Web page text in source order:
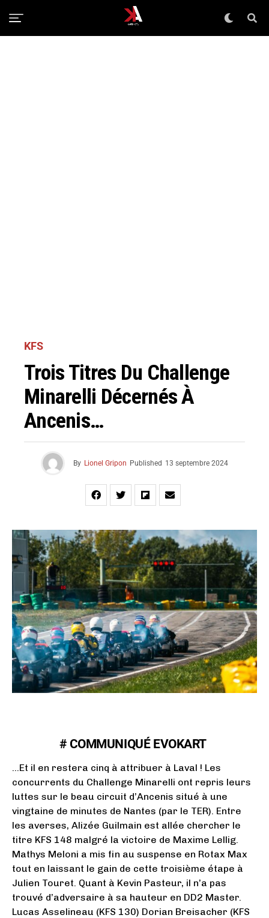
KFS
Trois Titres Du Challenge
Minarelli Décernés À
Ancenis…
By Lionel Gripon Published 13 septembre 2024
# COMMUNIQUÉ EVOKART
…Et il en restera cinq à attribuer à Laval ! Les
concurrents du Challenge Minarelli ont repris leurs
luttes sur le beau circuit d’Ancenis situé à une
vingtaine de minutes de Nantes (par le TER). Entre
les averses, Alizée Guilmain est allée chercher le
titre KFS 148 malgré la victoire de Maxime Lellig.
Mathys Meloni a mis fin au suspense en Rotax Max
tout en laissant le gain de cette troisième étape à
Julien Touret. Quant à Kevin Pasteur, il n’a pas
trouvé d’adversaire à sa hauteur en DD2 Master.
Lucas Asselineau (KFS 130) Dorian Breisacher (KFS